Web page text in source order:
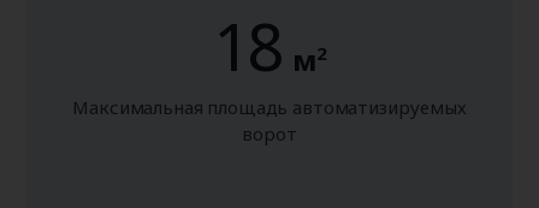
18 м2
Максимальная площадь автоматизируемых
ворот